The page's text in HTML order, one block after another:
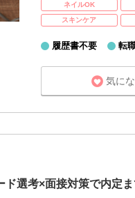
ネイルOK
スキンケア
履歴書不要 転
気に
選考×面接対策で内定